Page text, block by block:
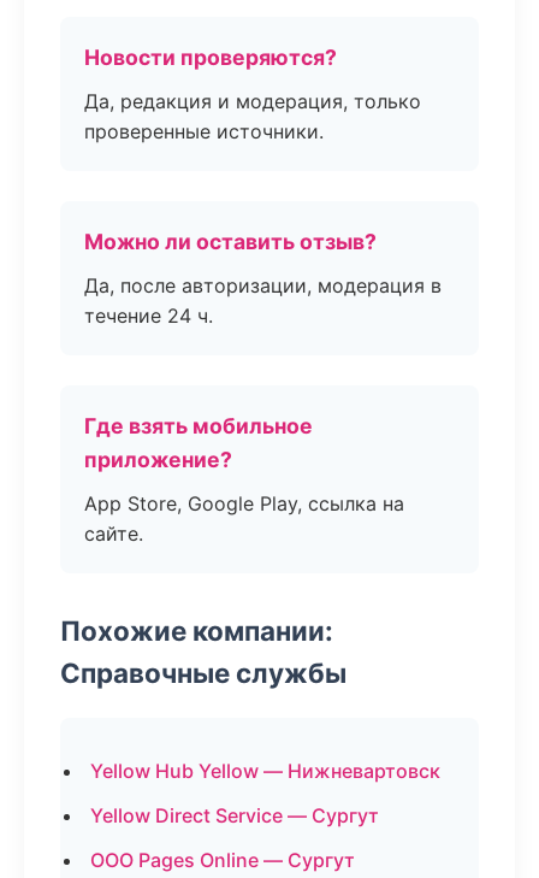
Новости проверяются?
Да, редакция и модерация, только
проверенные источники.
Можно ли оставить отзыв?
Да, после авторизации, модерация в
течение 24 ч.
Где взять мобильное
приложение?
App Store, Google Play, ссылка на
сайте.
Похожие компании:
Справочные службы
Yellow Hub Yellow — Нижневартовск
Yellow Direct Service — Сургут
ООО Pages Online — Сургут